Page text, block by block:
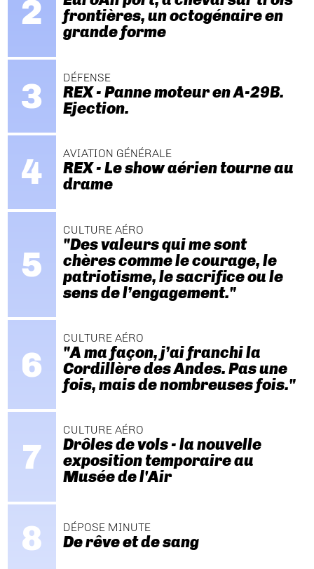
frontières, un octogénaire en
grande forme
DÉFENSE
REX - Panne moteur en A-29B.
Ejection.
AVIATION GÉNÉRALE
REX - Le show aérien tourne au
drame
CULTURE AÉRO
"Des valeurs qui me sont
chères comme le courage, le
patriotisme, le sacrifice ou le
sens de l’engagement."
CULTURE AÉRO
"A ma façon, j’ai franchi la
Cordillère des Andes. Pas une
fois, mais de nombreuses fois."
CULTURE AÉRO
Drôles de vols - la nouvelle
exposition temporaire au
Musée de l'Air
DÉPOSE MINUTE
De rêve et de sang